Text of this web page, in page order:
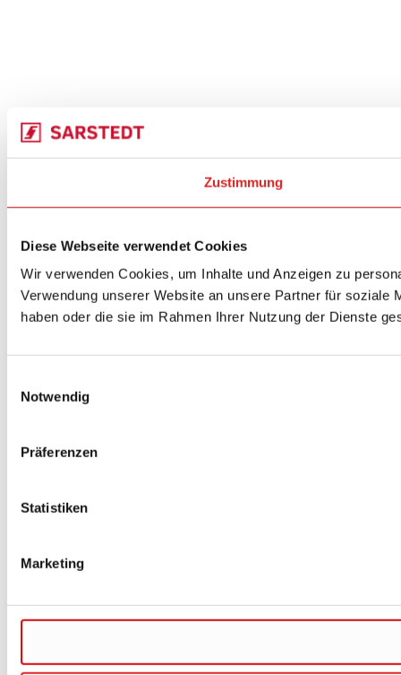
Zustimmung
Diese Webseite verwendet Cookies
Wir verwenden Cookies, um Inhalte und Anzeigen zu
Verwendung unserer Website an unsere Partner für soziale
haben oder die sie im Rahmen Ihrer Nutzung der Dienste
Notwendig
Präferenzen
Statistiken
Marketing